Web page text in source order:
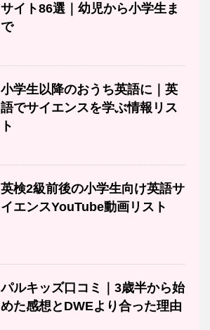
サイト86選｜幼児から小学生ま
で
小学生以降のおうち英語に｜英
語でサイエンスを学ぶ情報リス
ト
英検2級前後の小学生向け英語サ
イエンスYouTube動画リスト
パルキッズ口コミ｜3歳半から始
めた感想とDWEより合った理由